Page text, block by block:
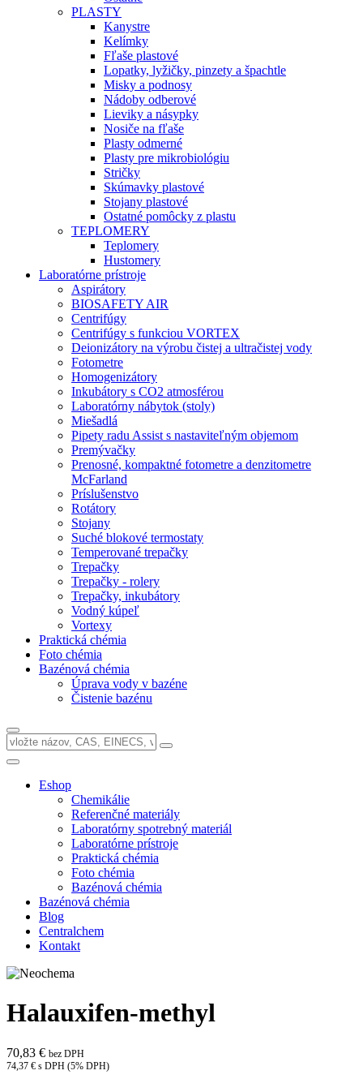
PLASTY
Kanystre
Kelímky
Fľaše plastové
Lopatky, lyžičky, pinzety a špachtle
Misky a podnosy
Nádoby odberové
Lieviky a násypky
Nosiče na fľaše
Plasty odmerné
Plasty pre mikrobiológiu
Stričky
Skúmavky plastové
Stojany plastové
Ostatné pomôcky z plastu
TEPLOMERY
Teplomery
Hustomery
Laboratórne prístroje
Aspirátory
BIOSAFETY AIR
Centrifúgy
Centrifúgy s funkciou VORTEX
Deionizátory na výrobu čistej a ultračistej vody
Fotometre
Homogenizátory
Inkubátory s CO2 atmosférou
Laboratórny nábytok (stoly)
Miešadlá
Pipety radu Assist s nastaviteľným objemom
Premývačky
Prenosné, kompaktné fotometre a denzitometre
McFarland
Príslušenstvo
Rotátory
Stojany
Suché blokové termostaty
Temperované trepačky
Trepačky
Trepačky - rolery
Trepačky, inkubátory
Vodný kúpeľ
Vortexy
Praktická chémia
Foto chémia
Bazénová chémia
Úprava vody v bazéne
Čistenie bazénu
Eshop
Chemikálie
Referenčné materiály
Laboratórny spotrebný materiál
Laboratórne prístroje
Praktická chémia
Foto chémia
Bazénová chémia
Bazénová chémia
Blog
Centralchem
Kontakt
Halauxifen-methyl
70,83 € bez DPH
74,37 € s DPH (5% DPH)